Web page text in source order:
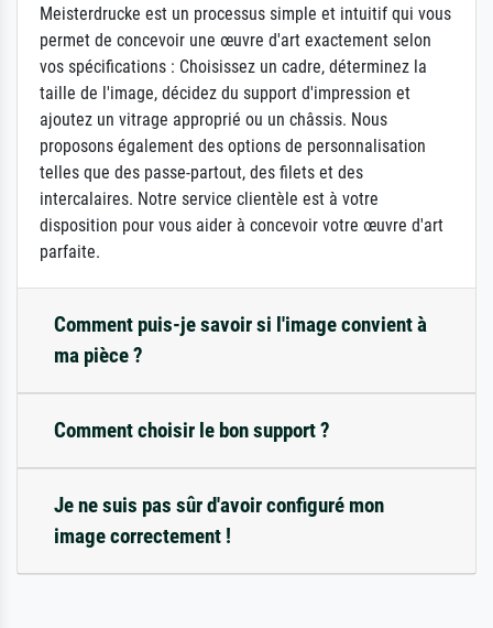
Meisterdrucke est un processus simple et intuitif qui vous
permet de concevoir une œuvre d'art exactement selon
vos spécifications : Choisissez un cadre, déterminez la
taille de l'image, décidez du support d'impression et
ajoutez un vitrage approprié ou un châssis. Nous
proposons également des options de personnalisation
telles que des passe-partout, des filets et des
intercalaires. Notre service clientèle est à votre
disposition pour vous aider à concevoir votre œuvre d'art
parfaite.
Comment puis-je savoir si l'image convient à
ma pièce ?
Comment choisir le bon support ?
Je ne suis pas sûr d'avoir configuré mon
image correctement !